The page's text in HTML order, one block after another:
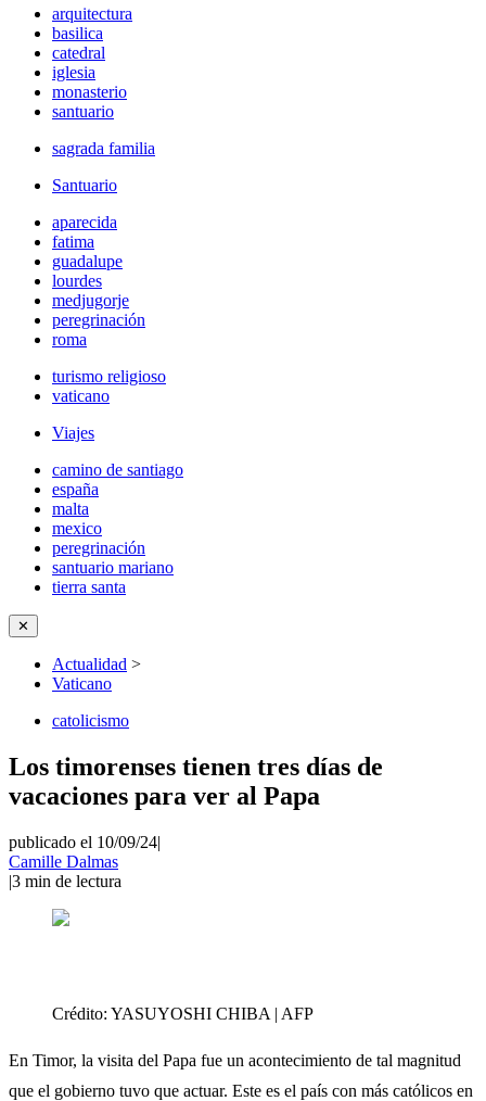
arquitectura
basilica
catedral
iglesia
monasterio
santuario
sagrada familia
Santuario
aparecida
fatima
guadalupe
lourdes
medjugorje
peregrinación
roma
turismo religioso
vaticano
Viajes
camino de santiago
españa
malta
mexico
peregrinación
santuario mariano
tierra santa
✕
Actualidad >
Vaticano
catolicismo
Los timorenses tienen tres días de
vacaciones para ver al Papa
publicado el 10/09/24|
Camille Dalmas
|3 min de lectura
Crédito: YASUYOSHI CHIBA | AFP
En Timor, la visita del Papa fue un acontecimiento de tal magnitud
que el gobierno tuvo que actuar. Este es el país con más católicos en